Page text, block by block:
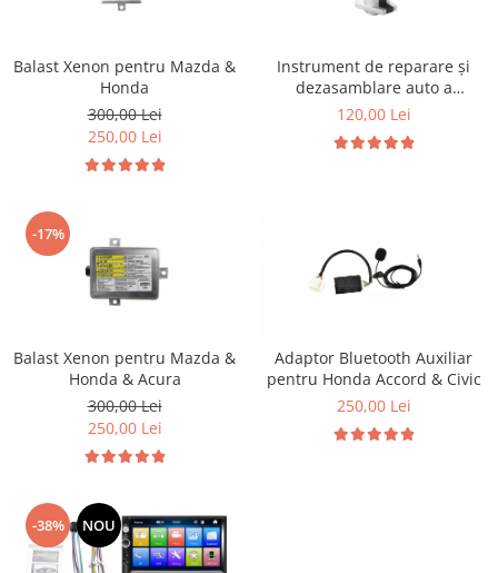
Balast Xenon pentru Mazda &
Honda
300,00 Lei
250,00 Lei
Instrument de reparare și
dezasamblare auto a
distribuitorului de unghi de
120,00 Lei
-17%
Balast Xenon pentru Mazda &
Honda & Acura
300,00 Lei
250,00 Lei
Adaptor Bluetooth Auxiliar
pentru Honda Accord & Civic
250,00 Lei
-38% NOU